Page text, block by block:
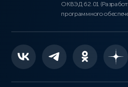
ОКВЭД 62.01
программного